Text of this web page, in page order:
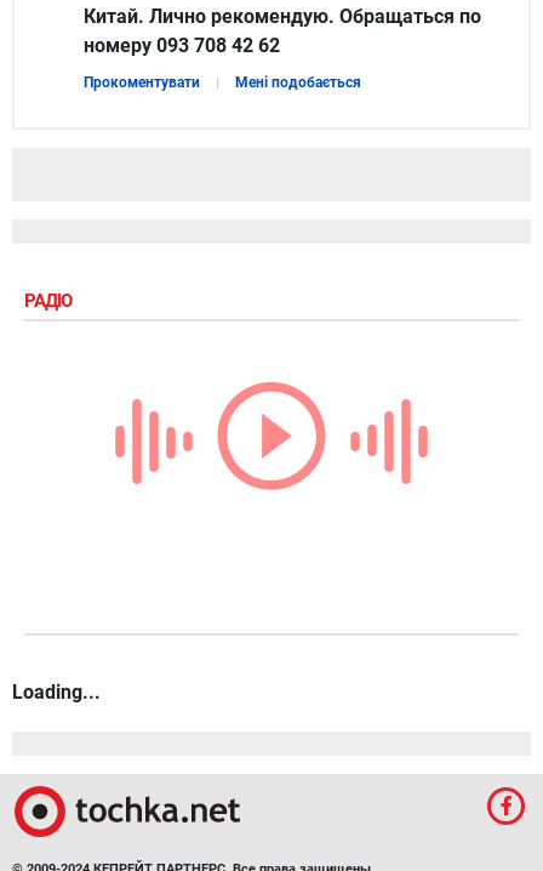
Китай. Лично рекомендую. Обращаться по
номеру 093 708 42 62
Прокоментувати Мені подобається
РАДІО
Loading...